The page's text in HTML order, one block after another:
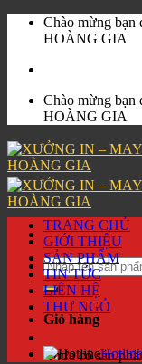
Skip
Chào mừng
HOÀNG GIA
Chào mừng
HOÀNG GIA
Tìm
kiếm:
Giỏ hàng
Chưa có sản
TRANG CHỦ
GIỚI THIỆU
SẢN PHẨM
TIN TỨC
LIÊN HỆ
THƯ NGỎ